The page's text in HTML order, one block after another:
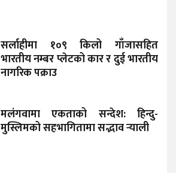
सर्लाहीमा १०९ किलो गाँजासहित
भारतीय नम्बर प्लेटको कार र दुई भारतीय
नागरिक पक्राउ
मलंगवामा एकताको सन्देश: हिन्दु-
मुस्लिमको सहभागितामा सद्भाव र्‍याली